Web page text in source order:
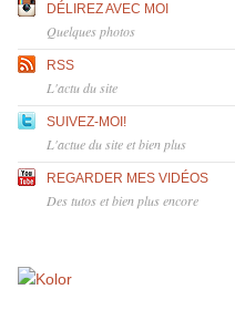
DÉLIREZ AVEC MOI
Quelques photos
RSS
L'actu du site
SUIVEZ-MOI!
L'actue du site et bien plus
REGARDER MES VIDÉOS
Des tutos et bien plus encore